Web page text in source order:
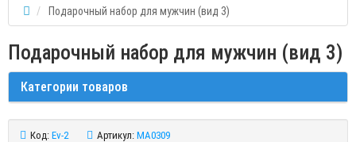
Подарочный набор для мужчин (вид 3)
Подарочный набор для мужчин (вид 3)
Категории товаров
Код: Ev-2 Артикул: MA0309